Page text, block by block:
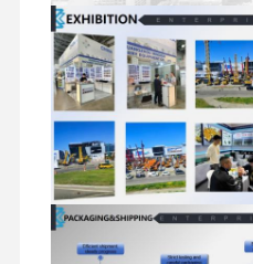
kubota motor
Isuzu Motoru
Cummins Motoru
dizel motor
mitsubishi motor
Ekskavatör motoru